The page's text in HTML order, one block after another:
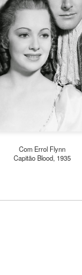
Com Errol Flynn
Capitão Blood, 1935